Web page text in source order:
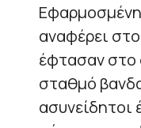
αναφέρει
έφτασαν στο
σταθμό
ασυνείδητοι